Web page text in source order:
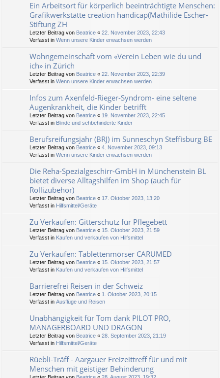
Ein Arbeitsort für körperlich beeinträchtigte Menschen:
Grafikwerkstätte creation handicap(Mathilide Escher-
Stiftung ZH
Letzter Beitrag von Beatrice « 22. November 2023, 22:43
Verfasst in Wenn unsere Kinder erwachsen werden
Wohngemeinschaft vom «Verein Leben wie du und
ich» in Zürich
Letzter Beitrag von Beatrice « 22. November 2023, 22:39
Verfasst in Wenn unsere Kinder erwachsen werden
Infos zum Axenfeld-Rieger-Syndrom- eine seltene
Augenkrankheit, die Kinder betrifft
Letzter Beitrag von Beatrice « 19. November 2023, 22:45
Verfasst in Blinde und sehbehinderte Kinder
Berufsreifungsjahr (BRJ) im Sunneschyn Steffisburg BE
Letzter Beitrag von Beatrice « 4. November 2023, 09:13
Verfasst in Wenn unsere Kinder erwachsen werden
Die Reha-Spezialgeschirr-GmbH in Münchenstein BL
bietet diverse Alltagshilfen im Shop (auch für
Rollizubehör)
Letzter Beitrag von Beatrice « 17. Oktober 2023, 13:20
Verfasst in Hilfsmittel/Geräte
Zu Verkaufen: Gitterschutz für Pflegebett
Letzter Beitrag von Beatrice « 15. Oktober 2023, 21:59
Verfasst in Kaufen und verkaufen von Hilfsmittel
Zu Verkaufen: Tablettenmörser CARUMED
Letzter Beitrag von Beatrice « 15. Oktober 2023, 21:57
Verfasst in Kaufen und verkaufen von Hilfsmittel
Barrierefrei Reisen in der Schweiz
Letzter Beitrag von Beatrice « 1. Oktober 2023, 20:15
Verfasst in Ausflüge und Reisen
Unabhängigkeit für Tom dank PILOT PRO,
MANAGERBOARD UND DRAGON
Letzter Beitrag von Beatrice « 28. September 2023, 21:19
Verfasst in Hilfsmittel/Geräte
Rüebli-Träff - Aargauer Freizeittreff für und mit
Menschen mit geistiger Behinderung